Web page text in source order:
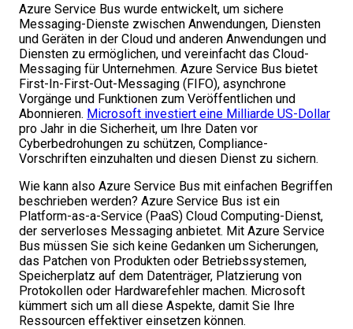
Azure Service Bus wurde entwickelt, um sichere
Messaging-Dienste zwischen Anwendungen, Diensten
und Geräten in der Cloud und anderen Anwendungen und
Diensten zu ermöglichen, und vereinfacht das Cloud-
Messaging für Unternehmen. Azure Service Bus bietet
First-In-First-Out-Messaging (FIFO), asynchrone
Vorgänge und Funktionen zum Veröffentlichen und
Abonnieren. Microsoft investiert eine Milliarde US-Dollar
pro Jahr in die Sicherheit, um Ihre Daten vor
Cyberbedrohungen zu schützen, Compliance-
Vorschriften einzuhalten und diesen Dienst zu sichern.
Wie kann also Azure Service Bus mit einfachen Begriffen
beschrieben werden? Azure Service Bus ist ein
Platform-as-a-Service (PaaS) Cloud Computing-Dienst,
der serverloses Messaging anbietet. Mit Azure Service
Bus müssen Sie sich keine Gedanken um Sicherungen,
das Patchen von Produkten oder Betriebssystemen,
Speicherplatz auf dem Datenträger, Platzierung von
Protokollen oder Hardwarefehler machen. Microsoft
kümmert sich um all diese Aspekte, damit Sie Ihre
Ressourcen effektiver einsetzen können.